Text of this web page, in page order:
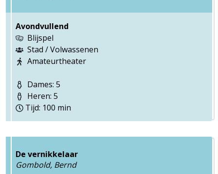
Avondvullend
Blijspel
Stad / Volwassenen
Amateurtheater
Dames: 5
Heren: 5
Tijd: 100 min
De vernikkelaar
Gombold, Bernd